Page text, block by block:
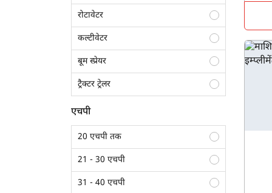
फसल अवशेष प्रबंधन
लैंडस्केपिंग
जुताई
रोटावेटर
कल्टीवेटर
बूम स्प्रेयर
ट्रैक्टर ट्रेलर
बेलर
सीड ड्रिल
थ्रेशर
स्ट्रॉ रीपर
एचपी
20 एचपी तक
21 - 30 एचपी
31 - 40 एचपी